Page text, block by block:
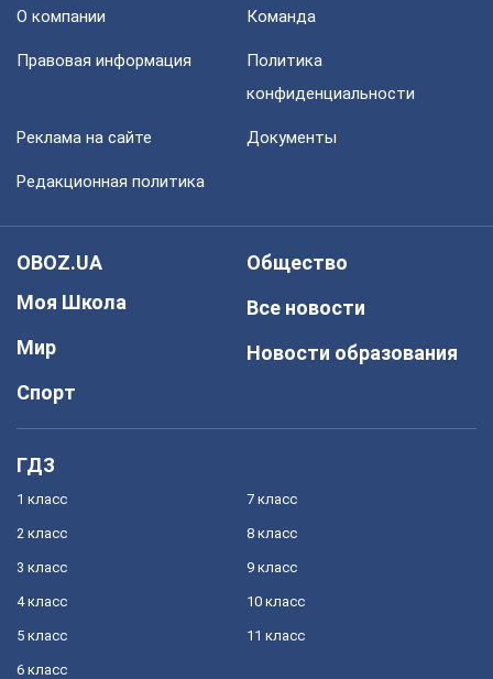
О компании Команда
Правовая информация
Политика
конфиденциальности
Реклама на сайте Документы
Редакционная политика
OBOZ.UA
Моя Школа
Мир
Спорт
Общество
Все новости
Новости образования
ГДЗ
1 класс
2 класс
3 класс
4 класс
5 класс
6 класс
7 класс
8 класс
9 класс
10 класс
11 класс